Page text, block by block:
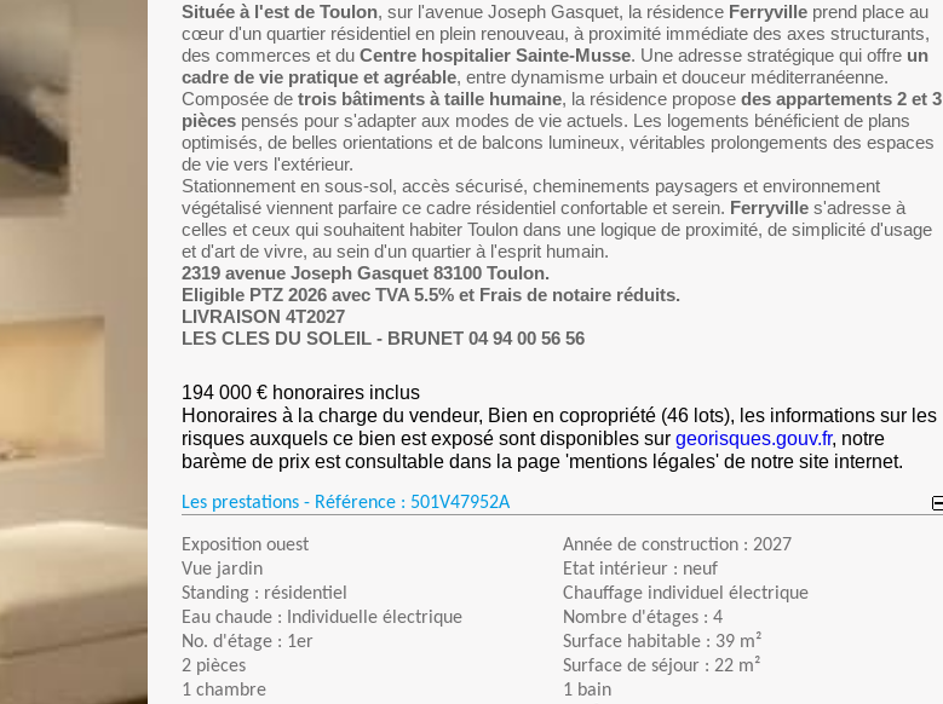
Située à l'est de Toulon, sur l'avenue Joseph Gasquet, la résidence Ferryville prend place au
cœur d'un quartier résidentiel en plein renouveau, à proximité immédiate des axes structurants,
des commerces et du Centre hospitalier Sainte-Musse. Une adresse stratégique qui offre un
cadre de vie pratique et agréable, entre dynamisme urbain et douceur méditerranéenne.
Composée de trois bâtiments à taille humaine, la résidence propose des appartements 2 et 3
pièces pensés pour s'adapter aux modes de vie actuels. Les logements bénéficient de plans
optimisés, de belles orientations et de balcons lumineux, véritables prolongements des espaces
de vie vers l'extérieur.
Stationnement en sous-sol, accès sécurisé, cheminements paysagers et environnement
végétalisé viennent parfaire ce cadre résidentiel confortable et serein. Ferryville s'adresse à
celles et ceux qui souhaitent habiter Toulon dans une logique de proximité, de simplicité d'usage
et d'art de vivre, au sein d'un quartier à l'esprit humain.
2319 avenue Joseph Gasquet 83100 Toulon.
Eligible PTZ 2026 avec TVA 5.5% et Frais de notaire réduits.
LIVRAISON 4T2027
LES CLES DU SOLEIL - BRUNET 04 94 00 56 56
194 000 € honoraires inclus
Honoraires à la charge du vendeur, Bien en copropriété (46 lots), les informations sur les
risques auxquels ce bien est exposé sont disponibles sur georisques.gouv.fr, notre
barème de prix est consultable dans la page 'mentions légales' de notre site internet.
Les prestations - Référence : 501V47952A
Exposition ouest
Année de construction : 2027
Vue jardin
Etat intérieur : neuf
Standing : résidentiel
Chauffage individuel électrique
Eau chaude : Individuelle électrique
Nombre d'étages : 4
No. d'étage : 1er
Surface habitable : 39 m²
2 pièces
Surface de séjour : 22 m²
1 chambre
1 bain